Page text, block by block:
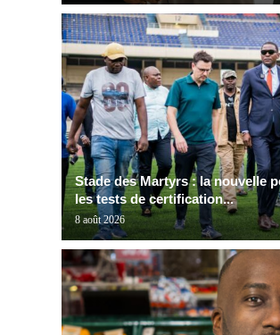
Stade des Martyrs : la nouvelle
les tests de certification...
8 août 2026